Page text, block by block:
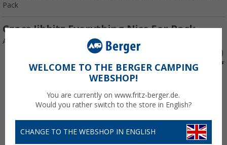
Pack
Crocs Jibbitz Everything Nice 5er Pack
Art.-Nr.: 680789
WELCOME TO THE BERGER CAMPING
WEBSHOP!
You are currently on www.fritz-berger.de.
Would you rather switch to the store in English?
CHANGE TO THE WEBSHOP IN ENGLISH